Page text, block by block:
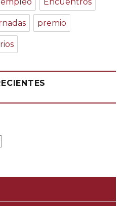
premio